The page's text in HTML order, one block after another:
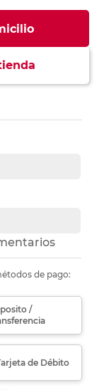
de pago:
/
de Débito